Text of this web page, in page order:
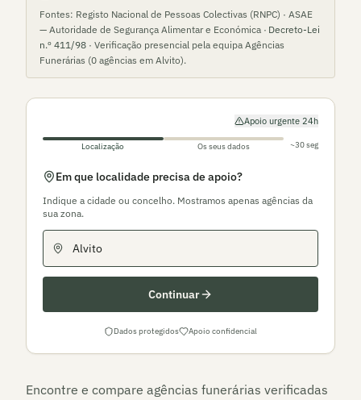
Fontes: Registo Nacional de Pessoas Colectivas (RNPC) · ASAE
— Autoridade de Segurança Alimentar e Económica · Decreto-Lei
n.º 411/98 · Verificação presencial pela equipa Agências
Funerárias (0 agências em Alvito).
Apoio urgente 24h
Localização Os seus dados ~30 seg
Em que localidade precisa de apoio?
Indique a cidade ou concelho. Mostramos apenas agências da
sua zona.
Continuar
Dados protegidos Apoio confidencial
Encontre e compare agências funerárias verificadas